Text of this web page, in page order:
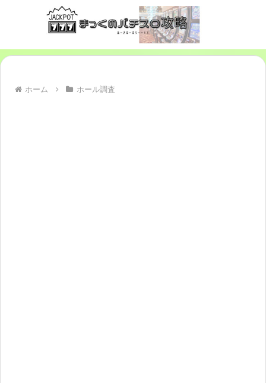
ホーム ホール調査